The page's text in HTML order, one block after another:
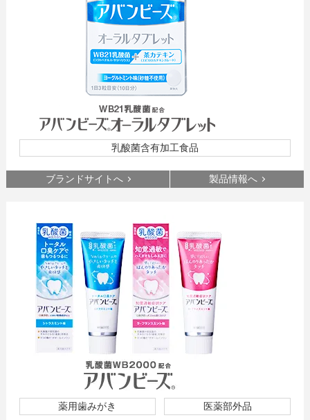
乳酸菌含有加工食品
ブランドサイトへ 製品情報へ
薬用歯みがき 医薬部外品